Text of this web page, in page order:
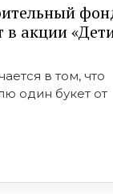
в акции
в том, что
один букет от